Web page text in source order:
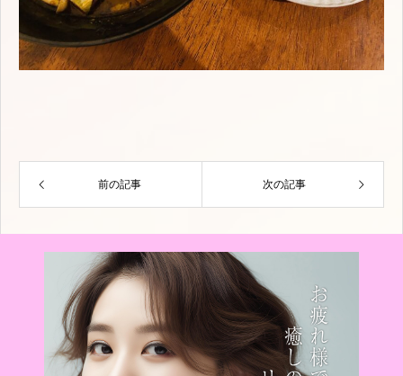
前の記事 次の記事